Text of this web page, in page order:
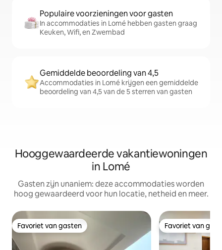
Populaire voorzieningen voor gasten
In accommodaties in Lomé hebben gasten graag
Keuken, Wifi, en Zwembad
Gemiddelde beoordeling van 4,5
Accommodaties in Lomé krijgen een gemiddelde
beoordeling van 4,5 van de 5 sterren van gasten
Hooggewaardeerde vakantiewoningen
in Lomé
Gasten zijn unaniem: deze accommodaties worden
hoog gewaardeerd voor hun locatie, netheid en meer.
Favoriet van gasten
Favoriet van gasten Favoriet van
Favoriet van